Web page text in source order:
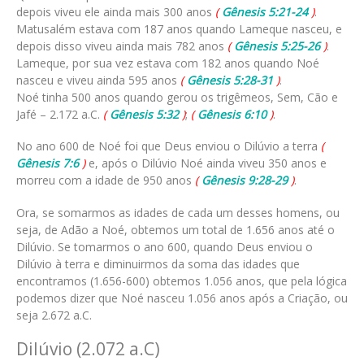
depois viveu ele ainda mais 300 anos (Gênesis 5:21-24).
Matusalém estava com 187 anos quando Lameque nasceu, e
depois disso viveu ainda mais 782 anos (Gênesis 5:25-26).
Lameque, por sua vez estava com 182 anos quando Noé
nasceu e viveu ainda 595 anos (Gênesis 5:28-31 ).
Noé tinha 500 anos quando gerou os trigêmeos, Sem, Cão e
Jafé – 2.172 a.C. (Gênesis 5:32); (Gênesis 6:10).
No ano 600 de Noé foi que Deus enviou o Dilúvio a terra (
Gênesis 7:6)e, após o Dilúvio Noé ainda viveu 350 anos e
morreu com a idade de 950 anos (Gênesis 9:28-29).
Ora, se somarmos as idades de cada um desses homens, ou
seja, de Adão a Noé, obtemos um total de 1.656 anos até o
Dilúvio. Se tomarmos o ano 600, quando Deus enviou o
Dilúvio à terra e diminuirmos da soma das idades que
encontramos (1.656-600) obtemos 1.056 anos, que pela lógica
podemos dizer que Noé nasceu 1.056 anos após a Criação, ou
seja 2.672 a.C.
Dilúvio (2.072 a.C)